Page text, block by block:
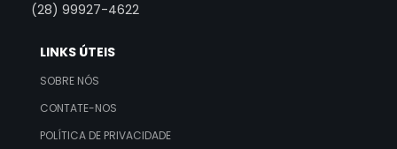
(28) 99927-4622
LINKS ÚTEIS
SOBRE NÓS
CONTATE-NOS
POLÍTICA DE PRIVACIDADE